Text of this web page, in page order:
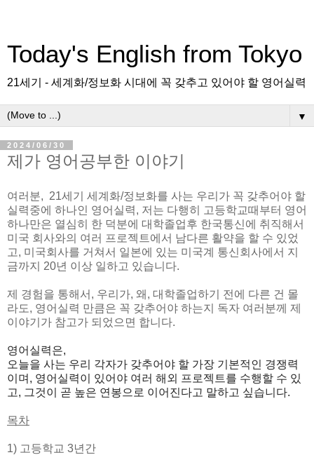
Today's English from Tokyo
21세기 - 세계화/정보화 시대에 꼭 갖추고 있어야 할 영어실력
▼
2024/06/30
제가 영어공부한 이야기
여러분, 21세기 세계화/정보화를 사는 우리가 꼭 갖추어야 할
실력중에 하나인 영어실력, 저는 다행히 고등학교때부터 영어
하나만은 열심히 한 덕분에 대학졸업후 한국통신에 취직해서
미국 회사와의 여러 프로젝트에서 남다른 활약을 할 수 있었
고, 미국회사를 거쳐서 일본에 있는 미국계 통신회사에서 지
금까지 20년 이상 일하고 있습니다.
제 경험을 통해서, 우리가, 왜, 대학졸업하기 전에 다른 건 몰
라도, 영어실력 만큼은 꼭 갖추어야 하는지 독자 여러분께 제
이야기가 참고가 되었으면 합니다.
영어실력은,
오늘을 사는 우리 각자가 갖추어야 할 가장 기본적인 경쟁력
이며, 영어실력이 있어야 여러 해외 프로젝트를 수행할 수 있
고, 그것이 곧 높은 연봉으로 이어진다고 말하고 싶습니다.
목차
1) 고등학교 3년간